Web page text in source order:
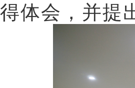
得体会，并提